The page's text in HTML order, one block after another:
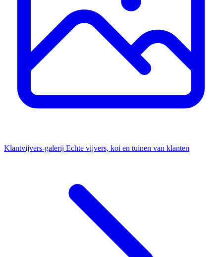
Klantvijvers-galerij Echte vijvers, koi en tuinen van klanten